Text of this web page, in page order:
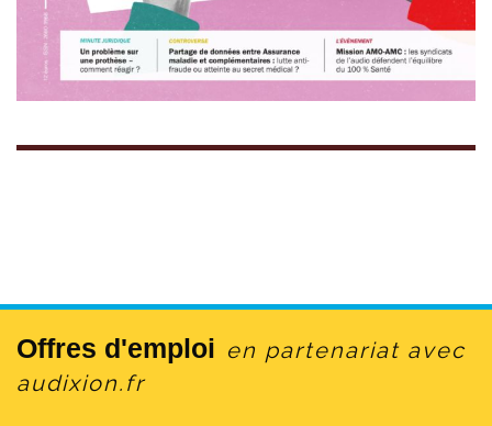
Offres d'emploi en partenariat avec
audixion.fr